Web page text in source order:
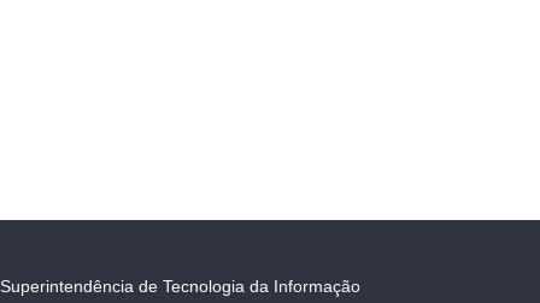
Superintendência de Tecnologia da Informação